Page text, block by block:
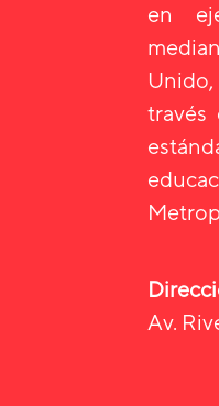
en
Unido,
través
Av.